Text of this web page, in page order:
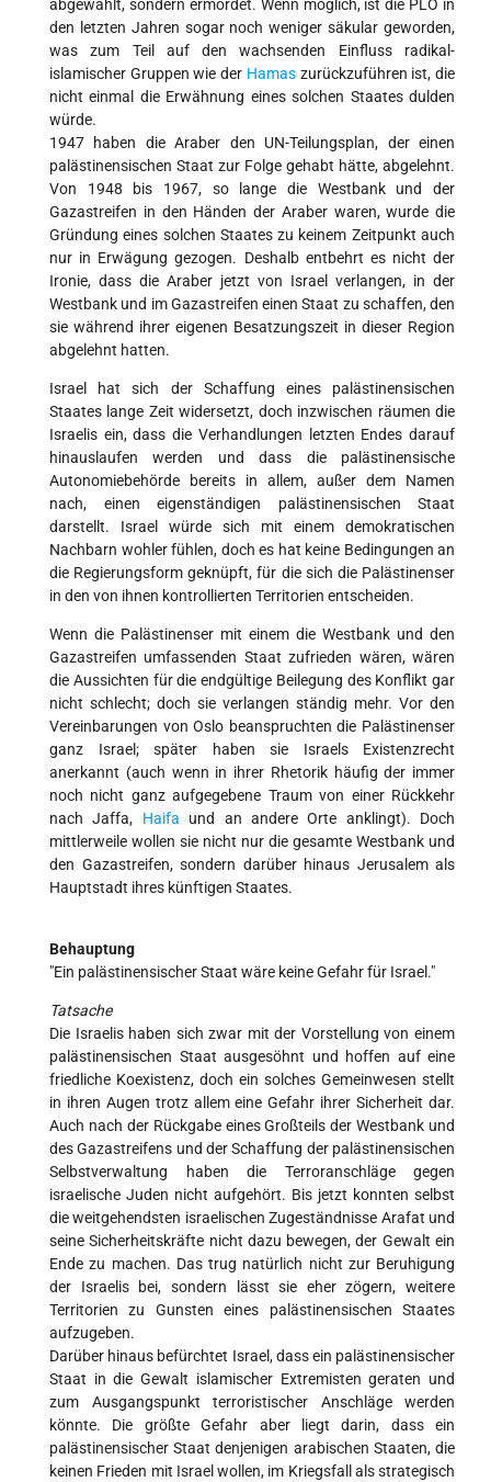
abgewählt, sondern ermordet. Wenn möglich, ist die PLO in
den letzten Jahren sogar noch weniger säkular geworden,
was zum Teil auf den wachsenden Einfluss radikal-
islamischer Gruppen wie der Hamaszurückzuführen ist, die
nicht einmal die Erwähnung eines solchen Staates dulden
würde.
1947 haben die Araber den UN-Teilungsplan, der einen
palästinensischen Staat zur Folge gehabt hätte, abgelehnt.
Von 1948 bis 1967, so lange die Westbank und der
Gazastreifen in den Händen der Araber waren, wurde die
Gründung eines solchen Staates zu keinem Zeitpunkt auch
nur in Erwägung gezogen. Deshalb entbehrt es nicht der
Ironie, dass die Araber jetzt von Israel verlangen, in der
Westbank und im Gazastreifen einen Staat zu schaffen, den
sie während ihrer eigenen Besatzungszeit in dieser Region
abgelehnt hatten.
Israel hat sich der Schaffung eines palästinensischen
Staates lange Zeit widersetzt, doch inzwischen räumen die
Israelis ein, dass die Verhandlungen letzten Endes darauf
hinauslaufen werden und dass die palästinensische
Autonomiebehörde bereits in allem, außer dem Namen
nach, einen eigenständigen palästinensischen Staat
darstellt. Israel würde sich mit einem demokratischen
Nachbarn wohler fühlen, doch es hat keine Bedingungen an
die Regierungsform geknüpft, für die sich die Palästinenser
in den von ihnen kontrollierten Territorien entscheiden.
Wenn die Palästinenser mit einem die Westbank und den
Gazastreifen umfassenden Staat zufrieden wären, wären
die Aussichten für die endgültige Beilegung des Konflikt gar
nicht schlecht; doch sie verlangen ständig mehr. Vor den
Vereinbarungen von Oslo beanspruchten die Palästinenser
ganz Israel; später haben sie Israels Existenzrecht
anerkannt (auch wenn in ihrer Rhetorik häufig der immer
noch nicht ganz aufgegebene Traum von einer Rückkehr
nach Jaffa, Haifa und an andere Orte anklingt). Doch
mittlerweile wollen sie nicht nur die gesamte Westbank und
den Gazastreifen, sondern darüber hinaus Jerusalem als
Hauptstadt ihres künftigen Staates.
Behauptung
"Ein palästinensischer Staat wäre keine Gefahr für Israel."
Tatsache
Die Israelis haben sich zwar mit der Vorstellung von einem
palästinensischen Staat ausgesöhnt und hoffen auf eine
friedliche Koexistenz, doch ein solches Gemeinwesen stellt
in ihren Augen trotz allem eine Gefahr ihrer Sicherheit dar.
Auch nach der Rückgabe eines Großteils der Westbank und
des Gazastreifens und der Schaffung der palästinensischen
Selbstverwaltung haben die Terroranschläge gegen
israelische Juden nicht aufgehört. Bis jetzt konnten selbst
die weitgehendsten israelischen Zugeständnisse Arafat und
seine Sicherheitskräfte nicht dazu bewegen, der Gewalt ein
Ende zu machen. Das trug natürlich nicht zur Beruhigung
der Israelis bei, sondern lässt sie eher zögern, weitere
Territorien zu Gunsten eines palästinensischen Staates
aufzugeben.
Darüber hinaus befürchtet Israel, dass ein palästinensischer
Staat in die Gewalt islamischer Extremisten geraten und
zum Ausgangspunkt terroristischer Anschläge werden
könnte. Die größte Gefahr aber liegt darin, dass ein
palästinensischer Staat denjenigen arabischen Staaten, die
keinen Frieden mit Israel wollen, im Kriegsfall als strategisch